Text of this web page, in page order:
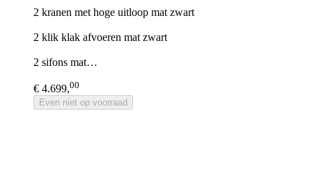
2 kranen met hoge uitloop mat zwart
2 klik klak afvoeren mat zwart
2 sifons mat…
€ 4.699,00
Even niet op voorraad